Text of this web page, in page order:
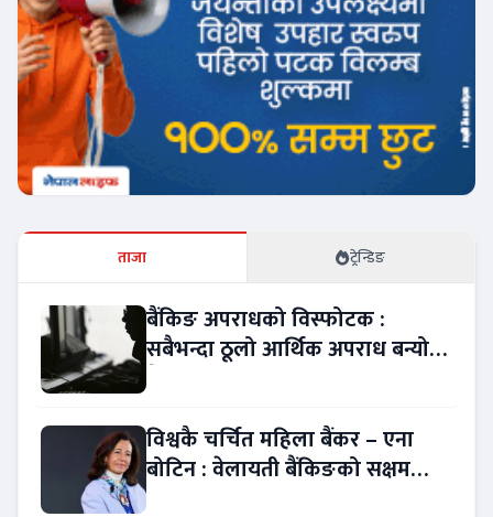
ताजा ट्रेन्डिङ
बैंकिङ अपराधको विस्फोटक :
सबैभन्दा ठूलो आर्थिक अपराध बन्यो
विश्वकै चर्चित महिला बैंकर – एना
बोटिन : वेलायती बैंकिङको सक्षम